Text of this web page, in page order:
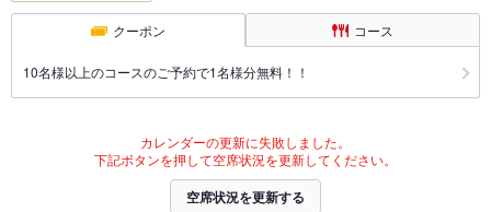
クーポン コース
10名様以上のコースのご予約で1名様分無料！！
カレンダーの更新に失敗しました。
下記ボタンを押して空席状況を更新してください。
空席状況を更新する